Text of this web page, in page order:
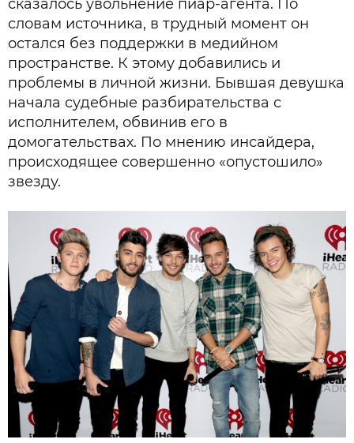
сказалось увольнение пиар-агента. По
словам источника, в трудный момент он
остался без поддержки в медийном
пространстве. К этому добавились и
проблемы в личной жизни. Бывшая девушка
начала судебные разбирательства с
исполнителем, обвинив его в
домогательствах. По мнению инсайдера,
происходящее совершенно «опустошило»
звезду.